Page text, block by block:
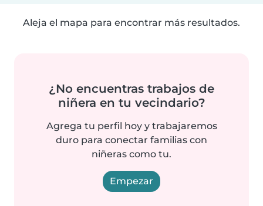
Aleja el mapa para encontrar más resultados.
¿No encuentras trabajos de
niñera en tu vecindario?
Agrega tu perfil hoy y trabajaremos
duro para conectar familias con
niñeras como tu.
Empezar